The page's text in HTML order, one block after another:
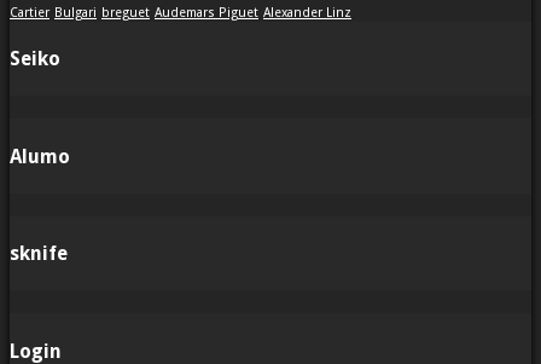
Cartier Bulgari breguet Audemars Piguet Alexander Linz
Seiko
Alumo
sknife
Login